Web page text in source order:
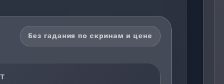
Без гадания по скринам и цене